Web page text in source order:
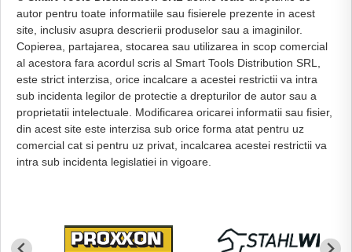
autor pentru toate informatiile sau fisierele prezente in acest
site, inclusiv asupra descrierii produselor sau a imaginilor.
Copierea, partajarea, stocarea sau utilizarea in scop comercial
al acestora fara acordul scris al Smart Tools Distribution SRL,
este strict interzisa, orice incalcare a acestei restrictii va intra
sub incidenta legilor de protectie a drepturilor de autor sau a
proprietatii intelectuale. Modificarea oricarei informatii sau fisier,
din acest site este interzisa sub orice forma atat pentru uz
comercial cat si pentru uz privat, incalcarea acestei restrictii va
intra sub incidenta legislatiei in vigoare.